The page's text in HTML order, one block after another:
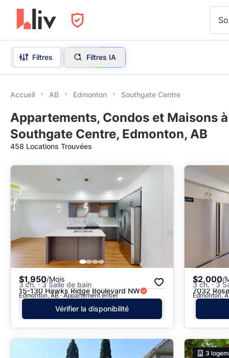
Filtres Filtres IA
Accueil AB Edmonton Southgate Centre
Appartements, Condos et Maisons
Southgate Centre, Edmonton, AB
458 Locations Trouvées
$1,950/Mois
3 ch. · 3 Salle de bain
15-130 Hawks Ridge Boulevard NW
Edmonton, AB · Appartement entier
Vérifier la disponibilité
$2,000/
3 ch. · 3
7032
Edmonton,
3